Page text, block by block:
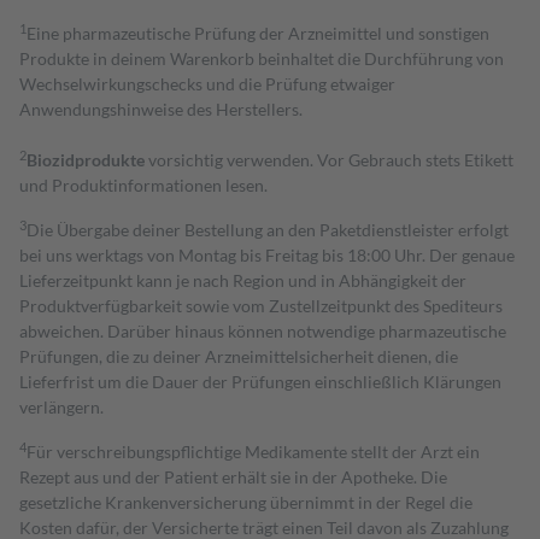
1 Eine pharmazeutische Prüfung der Arzneimittel und sonstigen
Produkte in deinem Warenkorb beinhaltet die Durchführung von
Wechselwirkungschecks und die Prüfung etwaiger
Anwendungshinweise des Herstellers.
2Biozidproduktevorsichtig verwenden. Vor Gebrauch stets Etikett
und Produktinformationen lesen.
3Die Übergabe deiner Bestellung an den Paketdienstleister erfolgt
bei uns werktags von Montag bis Freitag bis 18:00 Uhr. Der genaue
Lieferzeitpunkt kann je nach Region und in Abhängigkeit der
Produktverfügbarkeit sowie vom Zustellzeitpunkt des Spediteurs
abweichen. Darüber hinaus können notwendige pharmazeutische
Prüfungen, die zu deiner Arzneimittelsicherheit dienen, die
Lieferfrist um die Dauer der Prüfungen einschließlich Klärungen
verlängern.
4Für verschreibungspflichtige Medikamente stellt der Arzt ein
Rezept aus und der Patient erhält sie in der Apotheke. Die
gesetzliche Krankenversicherung übernimmt in der Regel die
Kosten dafür, der Versicherte trägt einen Teil davon als Zuzahlung